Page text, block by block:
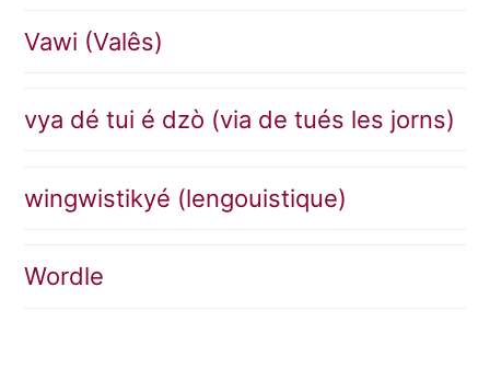
Vawi (Valês)
vya dé tui é dzò (via de tués les jorns)
wingwistikyé (lengouistique)
Wordle